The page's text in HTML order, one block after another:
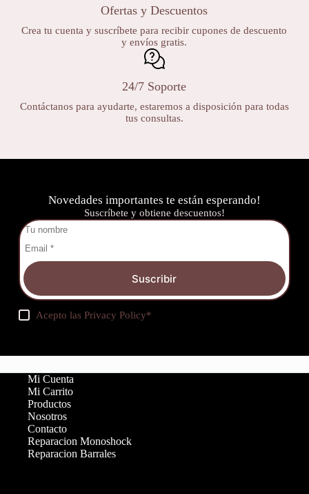
Ofertas y Descuentos
Crea tu cuenta y suscríbete para recibir cupones de descuento
y envíos gratis.
24/7 Soporte
Contáctanos para ayudarte, estaremos a disposición para todas
tus consultas.
Novedades importantes te están esperando!
Suscríbete y obtiene descuentos!
Suscribir
Acepto lasPrivacy Policy*
Mi Cuenta
Mi Carrito
Productos
Nosotros
Contacto
Reparacion Monoshock
Reparacion Barrales